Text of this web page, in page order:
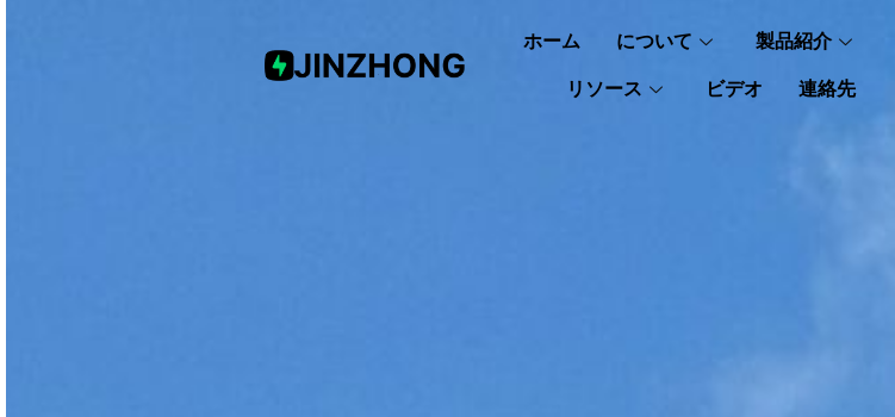
ホーム について 製品紹介
リソース ビデオ 連絡先